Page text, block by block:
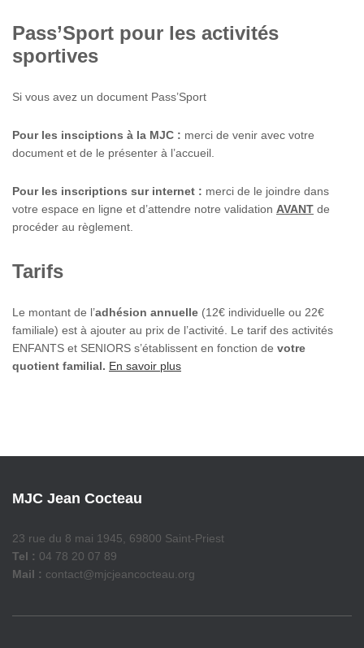
Pass’Sport pour les activités
sportives
Si vous avez un document Pass’Sport
Pour les insciptions à la MJC : merci de venir avec votre
document et de le présenter à l’accueil.
Pour les inscriptions sur internet : merci de le joindre dans
votre espace en ligne et d’attendre notre validation AVANT de
procéder au règlement.
Tarifs
Le montant de l’adhésion annuelle (12€ individuelle ou 22€
familiale) est à ajouter au prix de l’activité. Le tarif des activités
ENFANTS et SENIORS s’établissent en fonction de votre
quotient familial. En savoir plus
MJC Jean Cocteau
23 rue du 8 mai 1945, 69800 Saint-Priest
Tel : 04 78 20 07 89
Mail : contact@mjcjeancocteau.org